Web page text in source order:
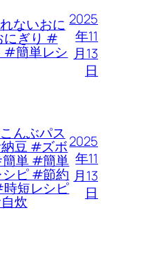
ないおに
ぎり #
#簡単レシ
2025
年11
月13
日
んぶパス
豆 #ズボ
単 #簡単
ピ #節約
短レシピ
炊
2025
年11
月13
日